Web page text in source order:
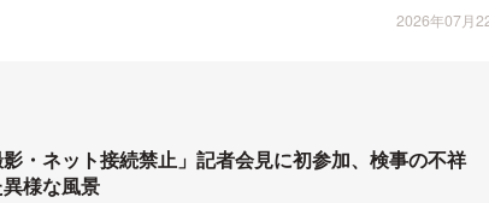
2026年07月
・ネット接続禁止」記者会見に初参加、検事の不祥
様な風景